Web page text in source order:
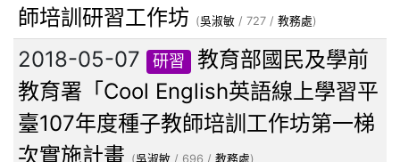
師培訓研習工作坊 (吳淑敏 / 727 / 教務處)
2018-05-07 研習
教育部國民及學前
教育署「Cool English英語線上學習平
臺107年度種子教師培訓工作坊第一梯
次實施計畫 (吳淑敏 / 696 / 教務處)